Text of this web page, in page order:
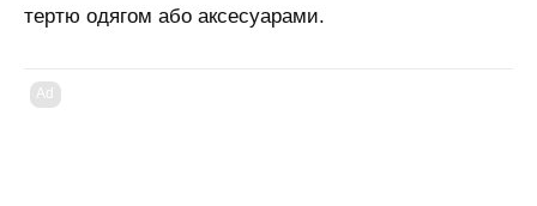
тертю одягом або аксесуарами.
Ad